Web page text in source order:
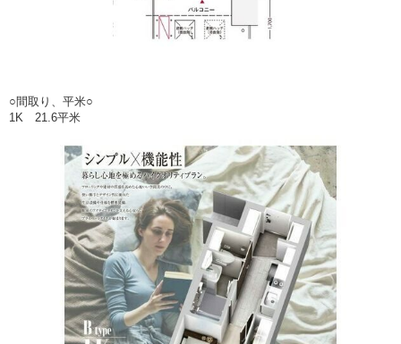
○間取り、平米○
1K 21.6平米